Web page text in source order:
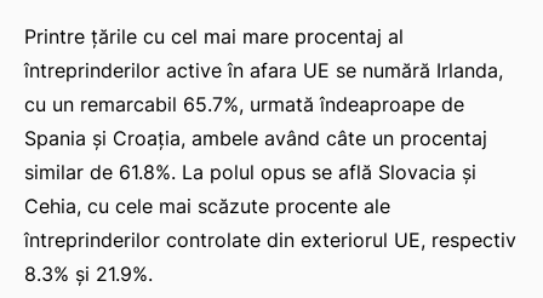
Printre țările cu cel mai mare procentaj al
întreprinderilor active în afara UE se numără Irlanda,
cu un remarcabil 65.7%, urmată îndeaproape de
Spania și Croația, ambele având câte un procentaj
similar de 61.8%. La polul opus se află Slovacia și
Cehia, cu cele mai scăzute procente ale
întreprinderilor controlate din exteriorul UE, respectiv
8.3% și 21.9%.